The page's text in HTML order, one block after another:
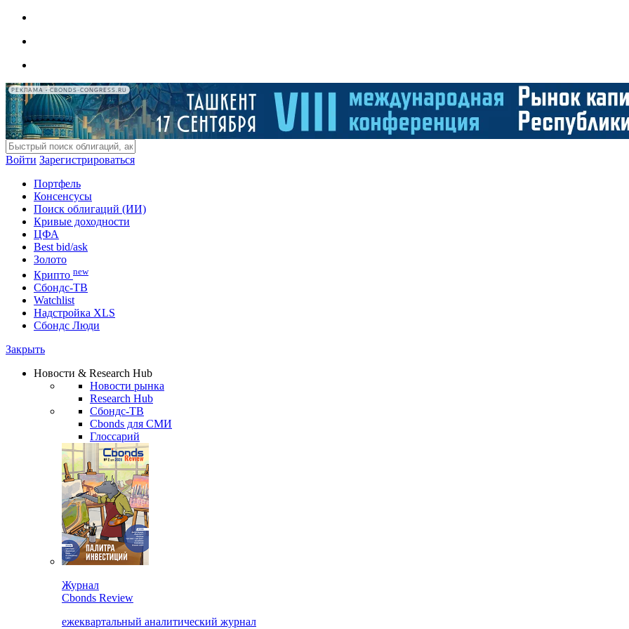
РЕКЛАМА • CBONDS-CONGRESS.RU
Войти Зарегистрироваться
Портфель
Консенсусы
Поиск облигаций (ИИ)
Кривые доходности
ЦФА
Best bid/ask
Золото
Крипто new
Сбондс-ТВ
Watchlist
Надстройка XLS
Сбондс Люди
Закрыть
Новости & Research Hub
Новости рынка
Research Hub
Сбондс-ТВ
Cbonds для СМИ
Глоссарий
Журнал
Cbonds Review
ежеквартальный аналитический журнал